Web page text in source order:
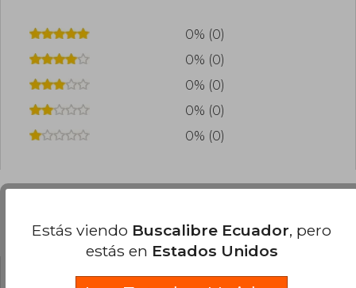
0% (0)
0% (0)
0% (0)
0% (0)
0% (0)
Preguntas frecuentes sobre el libro
Estás viendo Buscalibre Ecuador, pero
estás en Estados Unidos